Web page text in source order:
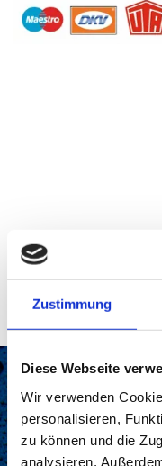
Zustimmung
Diese Webseite
Wir verwenden
personalisieren,
zu können und die
analysieren.